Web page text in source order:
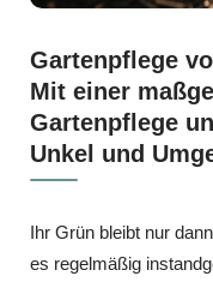
Gartenpflege
Mit einer
Gartenpflege
Unkel und
Ihr Grün bleibt nur
es regelmäßig